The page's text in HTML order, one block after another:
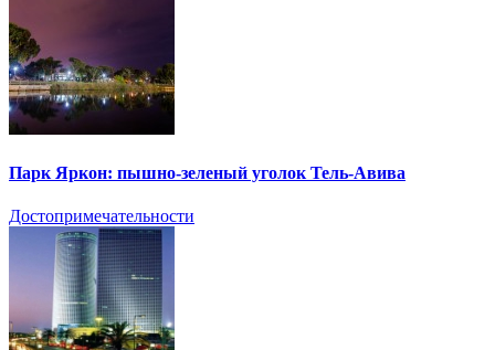
Парк Яркон: пышно-зеленый уголок Тель-Авива
Достопримечательности